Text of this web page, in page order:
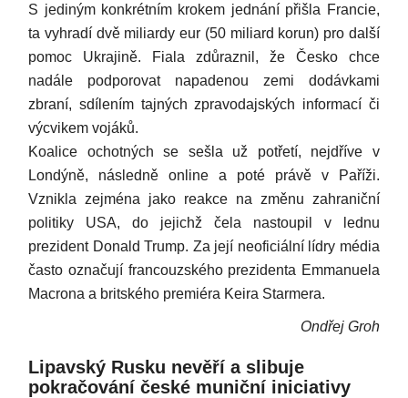
S jediným konkrétním krokem jednání přišla Francie,
ta vyhradí dvě miliardy eur (50 miliard korun) pro další
pomoc Ukrajině. Fiala zdůraznil, že Česko chce
nadále podporovat napadenou zemi dodávkami
zbraní, sdílením tajných zpravodajských informací či
výcvikem vojáků.
Koalice ochotných se sešla už potřetí, nejdříve v
Londýně, následně online a poté právě v Paříži.
Vznikla zejména jako reakce na změnu zahraniční
politiky USA, do jejichž čela nastoupil v lednu
prezident Donald Trump. Za její neoficiální lídry média
často označují francouzského prezidenta Emmanuela
Macrona a britského premiéra Keira Starmera.
Ondřej Groh
Lipavský Rusku nevěří a slibuje
pokračování české muniční iniciativy